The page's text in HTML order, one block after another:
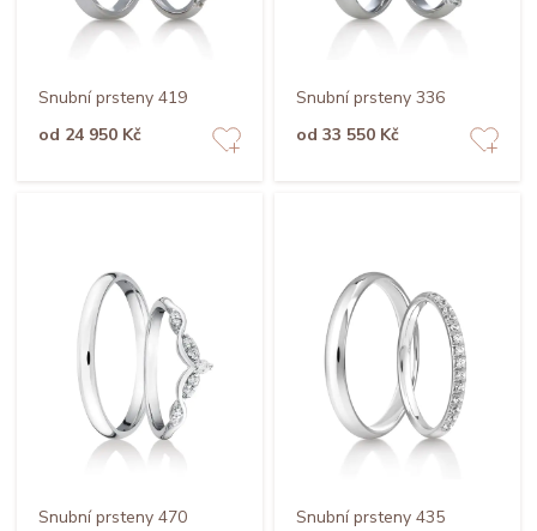
Snubní prsteny 419
od 24 950 Kč
Snubní prsteny 336
od 33 550 Kč
Snubní prsteny 470
Snubní prsteny 435